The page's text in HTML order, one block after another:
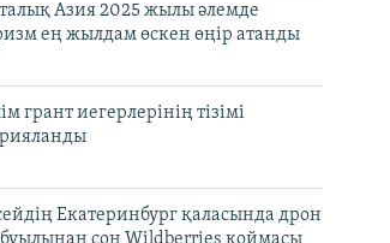
Азия 2025 жылы әлемде
ең жылдам өскен өңір атанды
грант иегерлерінің тізімі
Екатеринбург қаласында дрон